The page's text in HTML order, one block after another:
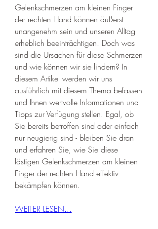
Gelenkschmerzen am kleinen Finger
der rechten Hand können äußerst
unangenehm sein und unseren Alltag
erheblich beeinträchtigen. Doch was
sind die Ursachen für diese Schmerzen
und wie können wir sie lindern? In
diesem Artikel werden wir uns
ausführlich mit diesem Thema befassen
und Ihnen wertvolle Informationen und
Tipps zur Verfügung stellen. Egal, ob
Sie bereits betroffen sind oder einfach
nur neugierig sind - bleiben Sie dran
und erfahren Sie, wie Sie diese
lästigen Gelenkschmerzen am kleinen
Finger der rechten Hand effektiv
bekämpfen können.
WEITER LESEN...